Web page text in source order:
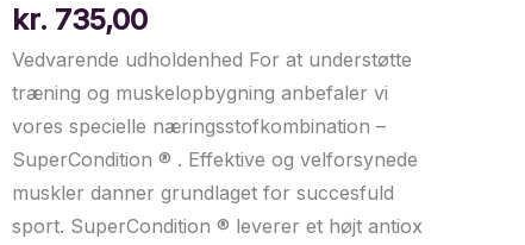
kr. 735,00
Vedvarende udholdenhed For at understøtte
træning og muskelopbygning anbefaler vi
vores specielle næringsstofkombination –
SuperCondition ® . Effektive og velforsynede
muskler danner grundlaget for succesfuld
sport. SuperCondition ® leverer et højt antiox